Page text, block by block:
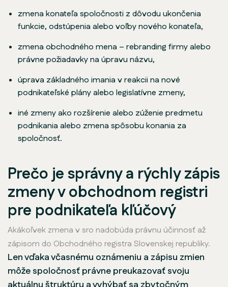
zmena konateľa spoločnosti z dôvodu ukončenia
funkcie, odstúpenia alebo voľby nového konateľa,
zmena obchodného mena – rebranding firmy alebo
právne požiadavky na úpravu názvu,
úprava základného imania v reakcii na nové
podnikateľské plány alebo legislatívne zmeny,
iné zmeny ako rozšírenie alebo zúženie predmetu
podnikania alebo zmena spôsobu konania za
spoločnosť.
Prečo je správny a rýchly zápis
zmeny v obchodnom registri
pre podnikateľa kľúčový
Akákoľvek zmena v sro nadobúda právnu účinnosť až
zápisom do Obchodného registra Slovenskej republiky.
Len vďaka včasnému oznámeniu a zápisu zmien
môže spoločnosť právne preukazovať svoju